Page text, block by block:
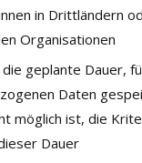
in Drittländern
Organisationen
geplante Dauer,
Daten
möglich ist, die
Dauer